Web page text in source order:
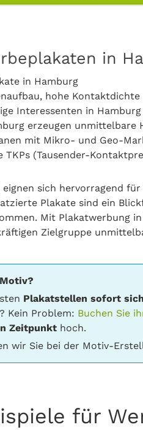
in
in Hamburg
hohe Kontaktdichte
Interessenten in
erzeugen unmittelbare
mit Mikro- und Geo-
TKPs (Tausender-
sich hervorragend
Plakate sind ein
Mit Plakatwerbung
Zielgruppe
Plakatstellen sofort
Kein Problem: Buchen Sie
Zeitpunkt hoch.
wir Sie bei der Motiv-
für